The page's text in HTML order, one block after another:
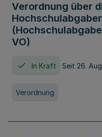
Verordnung über
VO)
In Kraft Seit 26.
Verordnung